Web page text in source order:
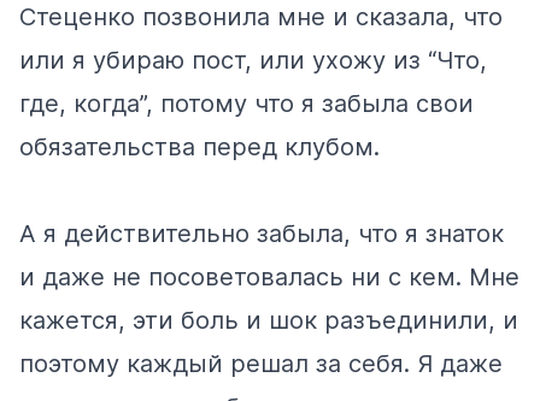
Стеценко позвонила мне и сказала, что
или я убираю пост, или ухожу из “Что,
где, когда”, потому что я забыла свои
обязательства перед клубом.
А я действительно забыла, что я знаток
и даже не посоветовалась ни с кем. Мне
кажется, эти боль и шок разъединили, и
поэтому каждый решал за себя. Я даже